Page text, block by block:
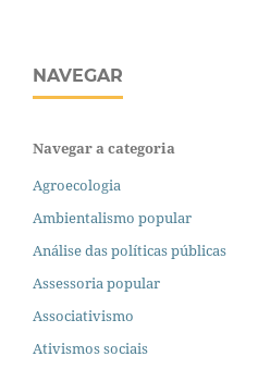
NAVEGAR
Navegar a categoria
Agroecologia
Ambientalismo popular
Análise das políticas públicas
Assessoria popular
Associativismo
Ativismos sociais